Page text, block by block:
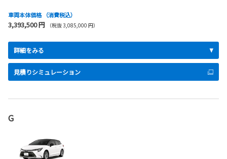
車両本体価格 （消費税込）
3,393,500 円 （税抜 3,085,000 円）
詳細をみる
見積りシミュレーション
G